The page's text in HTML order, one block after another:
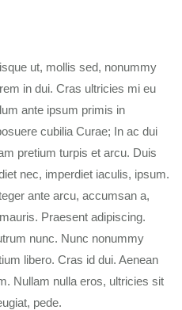
ut, mollis sed, nonummy
in dui. Cras ultricies mi eu
ante ipsum primis in
cubilia Curae; In ac dui
pretium turpis et arcu. Duis
nec, imperdiet iaculis, ipsum.
ante arcu, accumsan a,
Praesent adipiscing.
nunc. Nunc nonummy
libero. Cras id dui. Aenean
Nullam nulla eros, ultricies sit
pede.